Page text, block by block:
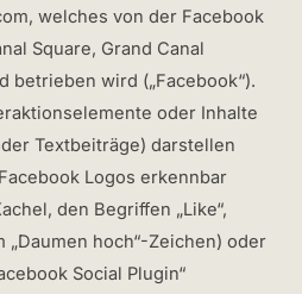
welches von der Facebook
Square, Grand Canal
betrieben wird („Facebook“).
oder Inhalte
Textbeiträge) darstellen
Logos erkennbar
den Begriffen „Like“,
„Daumen hoch“-Zeichen) oder
Social Plugin“